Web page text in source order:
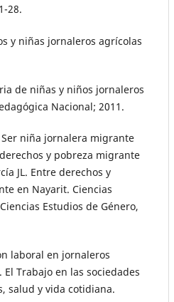
28.
y niñas jornaleros agrícolas
de niñas y niños jornaleros
Nacional; 2011.
Ser niña jornalera migrante
y pobreza migrante
JL. Entre derechos y
en Nayarit. Ciencias
Estudios de Género,
laboral en jornaleros
Trabajo en las sociedades
salud y vida cotidiana.